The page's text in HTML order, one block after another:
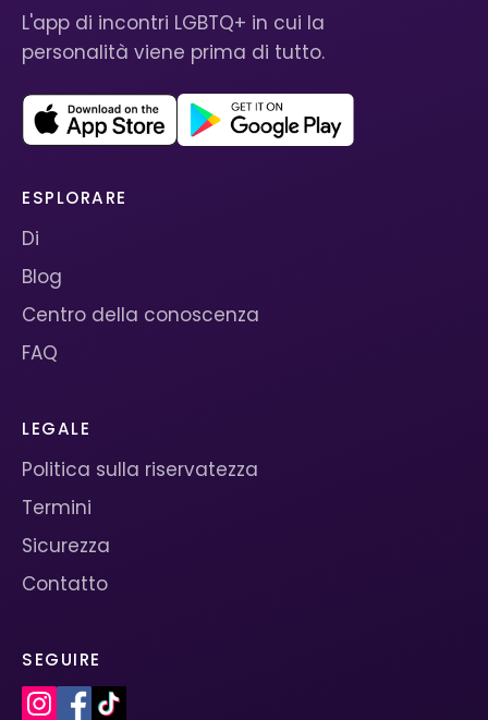
L'app di incontri LGBTQ+ in cui la
personalità viene prima di tutto.
ESPLORARE
Di
Blog
Centro della conoscenza
FAQ
LEGALE
Politica sulla riservatezza
Termini
Sicurezza
Contatto
SEGUIRE